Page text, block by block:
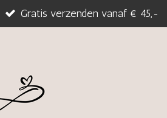
Gratis verzenden vanaf € 45,-